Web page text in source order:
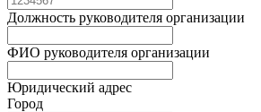
Должность руководителя организации
ФИО руководителя организации
Юридический адрес
Город